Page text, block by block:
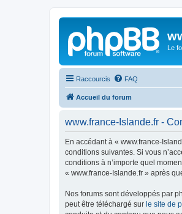
Le
Raccourcis FAQ
Accueil du forum
www.france-Islande.fr -
En accédant à « www.france-
conditions suivantes. Si vous
conditions à n’importe quel
« www.france-Islande.fr » après
Nos forums sont développés par
peut être téléchargé sur le site de